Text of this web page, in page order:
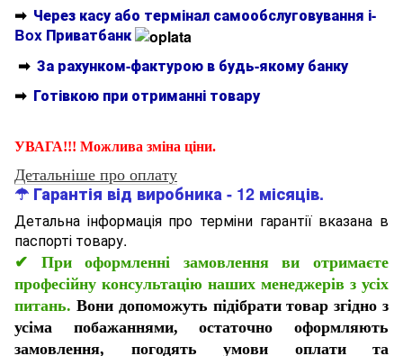
➡ Через касу або термінал самообслуговування і-
Box Приватбанк
➡ За рахунком-фактурою в будь-якому банку
➡ Готівкою при отриманні товару
УВАГА!!! Можлива зміна ціни.
Детальніше про оплату
☂ Гарантія від виробника - 12 місяців.
Детальна інформація про терміни гарантії вказана в
паспорті товару.
✔ При оформленні замовлення ви отримаєте
професійну консультацію наших менеджерів з усіх
питань. Вони допоможуть підібрати товар згідно з
усіма побажаннями, остаточно оформляють
замовлення, погодять умови оплати та